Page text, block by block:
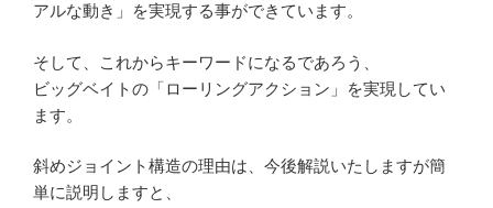
アルな動き」を実現する事ができています。
そして、これからキーワードになるであろう、
ビッグベイトの「ローリングアクション」を実現してい
ます。
斜めジョイント構造の理由は、今後解説いたしますが簡
単に説明しますと、